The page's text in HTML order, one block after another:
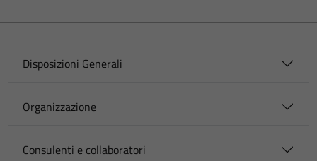
Disposizioni Generali
Organizzazione
Consulenti e collaboratori